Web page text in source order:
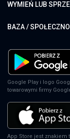
WYMIEŃ LUB
BAZA /
Google Play i logo
towarowymi firmy
App Store jest znakiem